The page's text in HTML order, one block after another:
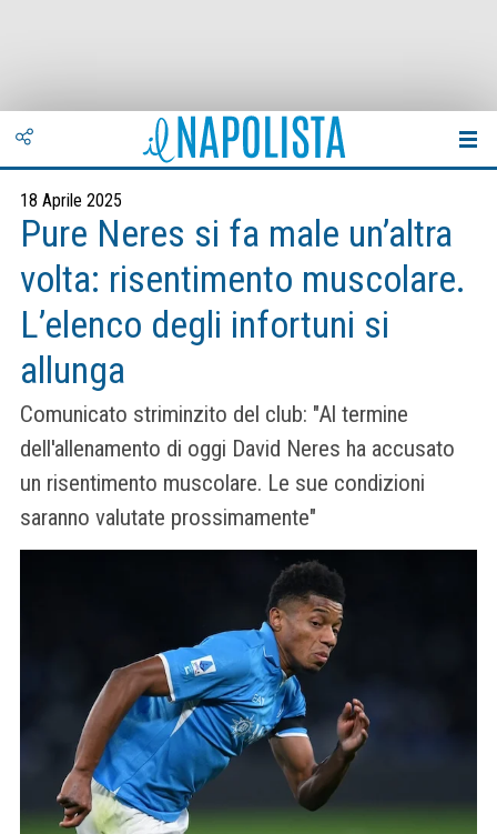
18 Aprile 2025
Pure Neres si fa male un’altra
volta: risentimento muscolare.
L’elenco degli infortuni si
allunga
Comunicato striminzito del club: "Al termine
dell'allenamento di oggi David Neres ha accusato
un risentimento muscolare. Le sue condizioni
saranno valutate prossimamente"